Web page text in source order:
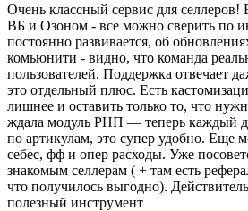
Очень классный сервис для селлеров!
ВБ и Озоном - все можно сверить по
постоянно развивается, об
комьюнити - видно, что команда
пользователей. Поддержка отвечает
это отдельный плюс. Есть
лишнее и оставить только то, что
ждала модуль РНП — теперь каждый
по артикулам, это супер удобно. Еще
себес, фф и опер расходы. Уже
знакомым селлерам ( + там есть
что получилось выгодно).
полезный инструмент